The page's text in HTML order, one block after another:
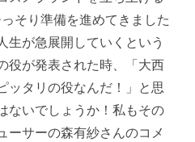
そり準備を進めてきました
生が急展開していくという
役が発表された時、「大西
ッタリの役なんだ！」と思
ないでしょうか！私もその
ーサーの森有紗さんのコメ